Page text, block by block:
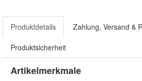
Produktdetails Zahlung, Versand &
Produktsicherheit
Artikelmerkmale